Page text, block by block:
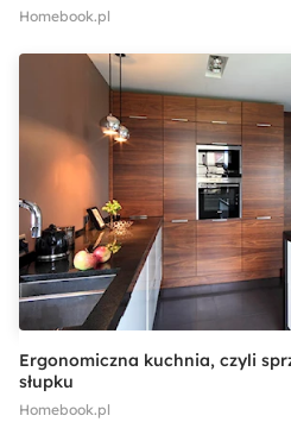
Homebook.pl
Ergonomiczna kuchnia, czyli
słupku
Homebook.pl